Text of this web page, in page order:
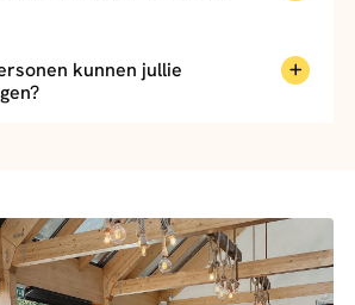
kunnen jullie